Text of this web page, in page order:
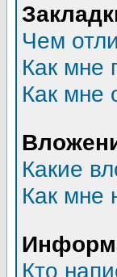
Чем
Как мне
Как мне
Какие
Как мне
Кто